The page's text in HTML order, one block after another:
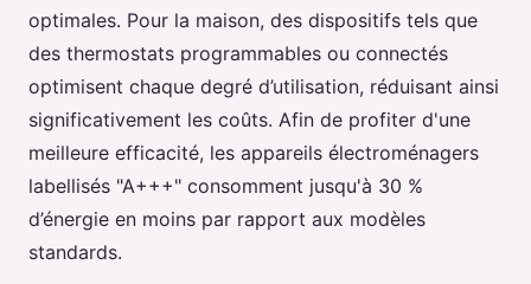
optimales. Pour la maison, des dispositifs tels que
des thermostats programmables ou connectés
optimisent chaque degré d’utilisation, réduisant ainsi
significativement les coûts. Afin de profiter d'une
meilleure efficacité, les appareils électroménagers
labellisés "A+++" consomment jusqu'à 30 %
d’énergie en moins par rapport aux modèles
standards.